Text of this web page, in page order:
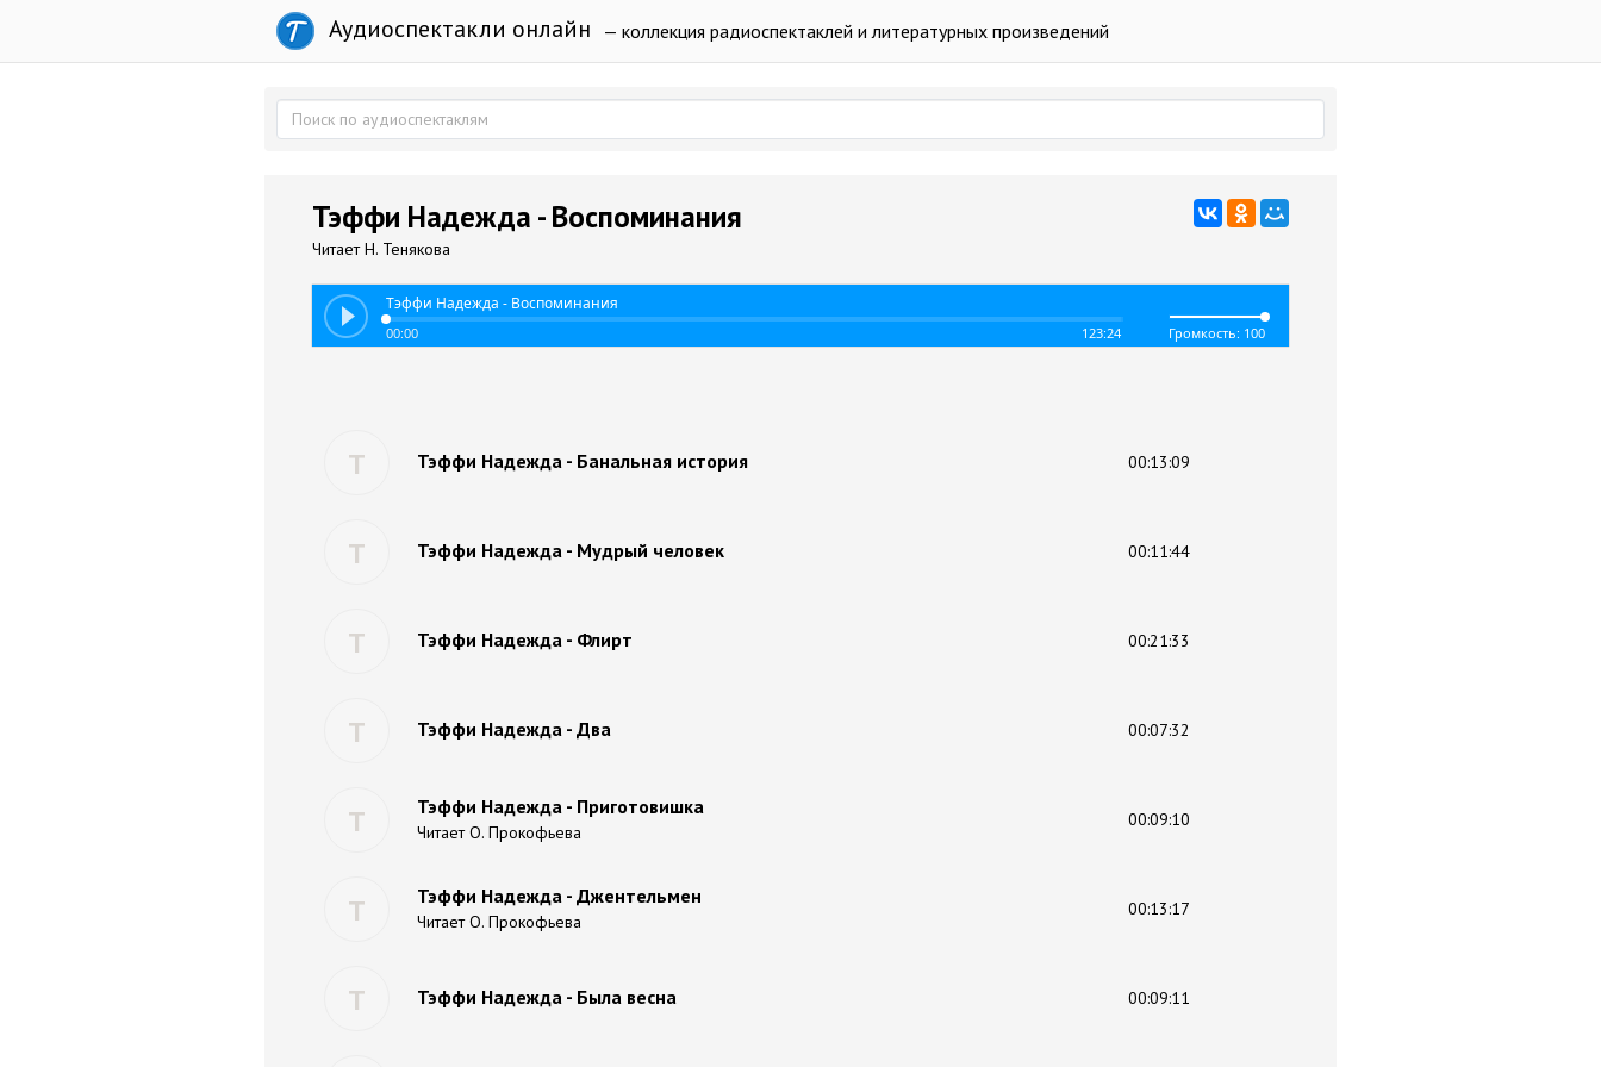
Аудиоспектакли онлайн — коллекция радиоспектаклей и литературных произведений
Тэффи Надежда - Воспоминания
Читает Н. Тенякова
Тэффи Надежда - Воспоминания
00:00 123:24 Громкость: 100
Т Тэффи Надежда - Банальная история 00:13:09
Т Тэффи Надежда - Мудрый человек 00:11:44
Т Тэффи Надежда - Флирт 00:21:33
Т Тэффи Надежда - Два 00:07:32
Т Тэффи Надежда - Приготовишка
Читает О. Прокофьева
00:09:10
Т Тэффи Надежда - Джентельмен
Читает О. Прокофьева
00:13:17
Т Тэффи Надежда - Была весна 00:09:11